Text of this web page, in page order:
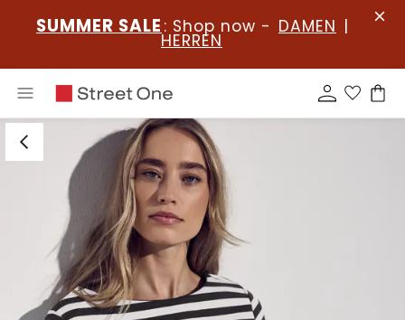
SUMMER SALE : Shop now - DAMEN |
HERREN